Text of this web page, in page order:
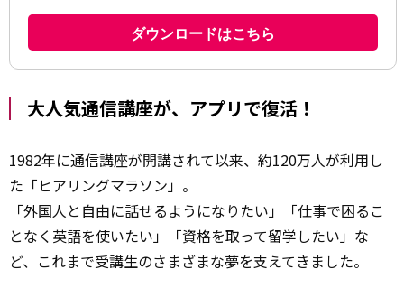
大人気通信講座が、アプリで復活！
1982年に通信講座が開講されて以来、約120万人が利用し
た「ヒアリングマラソン」。
「外国人と自由に話せるようになりたい」「仕事で困るこ
となく英語を使いたい」「資格を取って留学したい」な
ど、これまで受講生のさまざまな夢を支えてきました。